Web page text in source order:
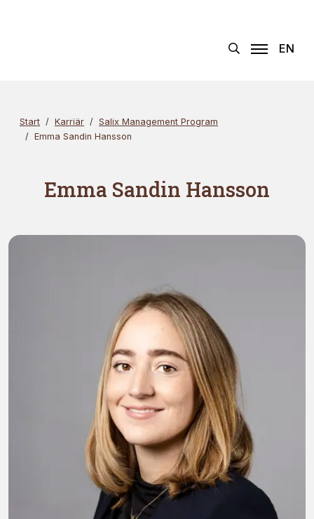
EN
Start Karriär
Salix Management Program
Emma Sandin Hansson
Emma Sandin Hansson
Nödvändiga
Dessa kakor
går inte att
välja bort. De
behövs för